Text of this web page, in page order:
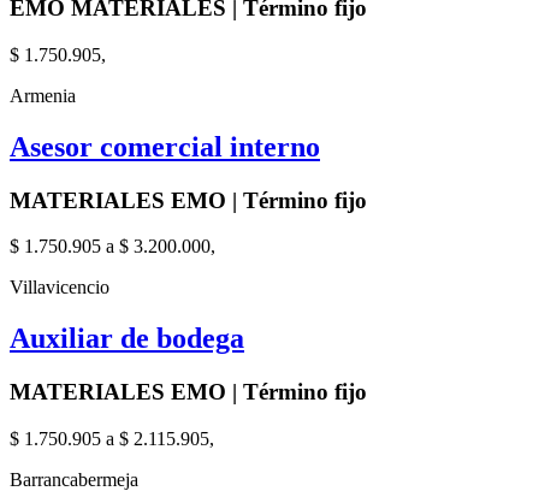
EMO MATERIALES | Término fijo
$ 1.750.905,
Armenia
Asesor comercial interno
MATERIALES EMO | Término fijo
$ 1.750.905 a $ 3.200.000,
Villavicencio
Auxiliar de bodega
MATERIALES EMO | Término fijo
$ 1.750.905 a $ 2.115.905,
Barrancabermeja